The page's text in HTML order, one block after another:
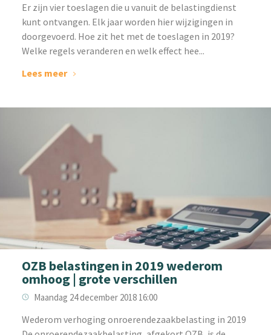
Er zijn vier toeslagen die u vanuit de belastingdienst
kunt ontvangen. Elk jaar worden hier wijzigingen in
doorgevoerd. Hoe zit het met de toeslagen in 2019?
Welke regels veranderen en welk effect hee...
Lees meer
OZB belastingen in 2019 wederom
omhoog | grote verschillen
Maandag 24 december 2018 16:00
Wederom verhoging onroerendezaakbelasting in 2019